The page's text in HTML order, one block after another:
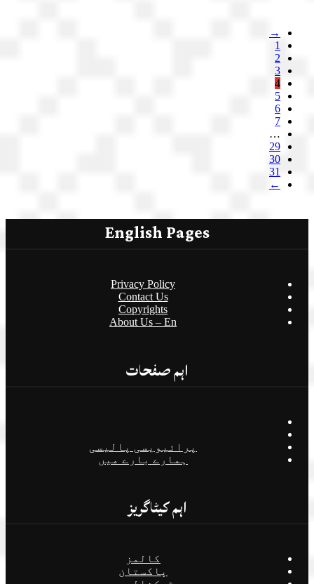
→
1
2
3
4
5
6
7
…
29
30
31
←
English Pages
Privacy Policy
Contact Us
Copyrights
About Us – En
اہم صفحات
پرائیویسی پالیسی
ہمارے بارے میں
اہم کیٹاگریز
کالمز
پاکستان